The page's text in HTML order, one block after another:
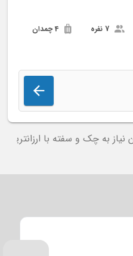
4 چمدان
نیاز به چک و سفته با